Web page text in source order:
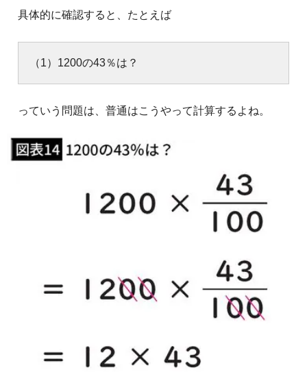
具体的に確認すると、たとえば
（1）1200の43％は？
っていう問題は、普通はこうやって計算するよね。